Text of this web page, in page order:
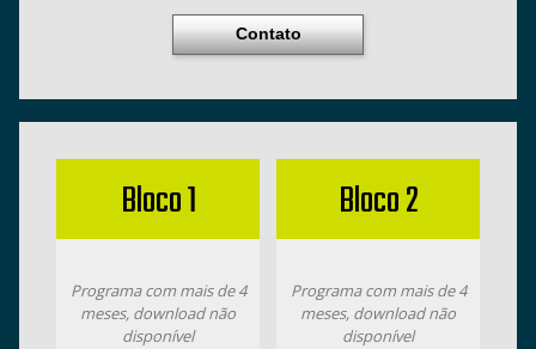
Contato
Bloco 1
Programa com mais de 4
meses, download não
disponível
Bloco 2
Programa com mais de 4
meses, download não
disponível